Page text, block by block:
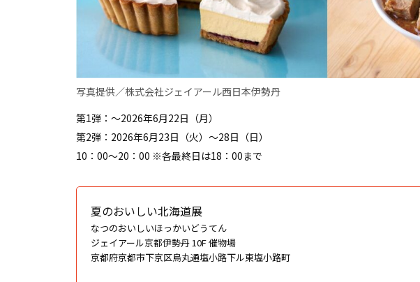
写真提供／株式会社ジェイアール西日本伊勢丹
第1弾：～2026年6月22日（月）
第2弾：2026年6月23日（火）〜28日（日）
10：00〜20：00 ※各最終日は18：00まで
夏のおいしい北海道展
なつのおいしいほっかいどうてん
ジェイアール京都伊勢丹 10F 催物場
京都府京都市下京区烏丸通塩小路下ル東塩小路町